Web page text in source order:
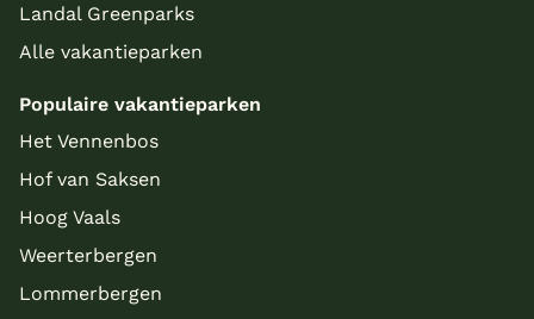
Landal Greenparks
Alle vakantieparken
Populaire vakantieparken
Het Vennenbos
Hof van Saksen
Hoog Vaals
Weerterbergen
Lommerbergen